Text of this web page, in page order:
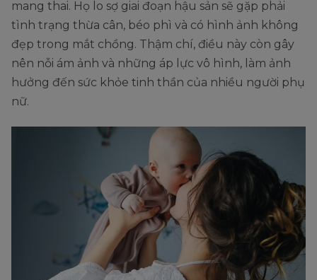
mang thai. Họ lo sợ giai đoạn hậu sản sẽ gặp phải
tình trạng thừa cân, béo phì và có hình ảnh không
đẹp trong mắt chồng. Thậm chí, điều này còn gây
nên nỗi ám ảnh và những áp lực vô hình, làm ảnh
hưởng đến sức khỏe tinh thần của nhiều người phụ
nữ.